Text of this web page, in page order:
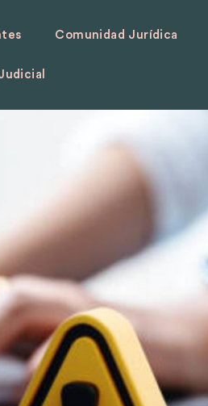
Comunidad Jurídica